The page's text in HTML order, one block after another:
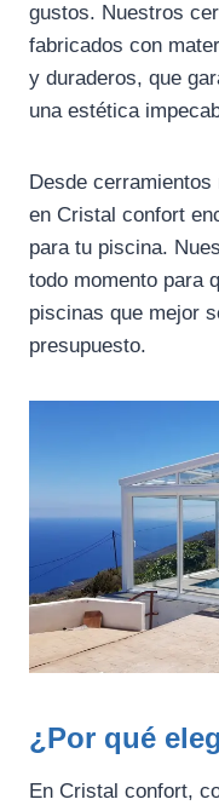
gustos. Nuestros
fabricados con
y duraderos, que
una estética
Desde
en Cristal confort
para tu piscina.
todo momento para
piscinas que mejor
presupuesto.
¿Por qué
En Cristal confort,